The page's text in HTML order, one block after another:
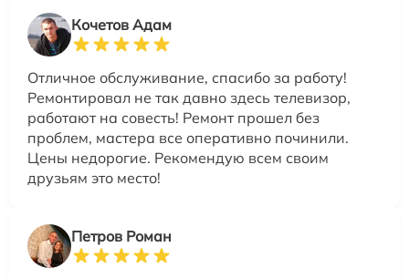
Кочетов Адам
Отличное обслуживание, спасибо за работу!
Ремонтировал не так давно здесь телевизор,
работают на совесть! Ремонт прошел без
проблем, мастера все оперативно починили.
Цены недорогие. Рекомендую всем своим
друзьям это место!
Петров Роман